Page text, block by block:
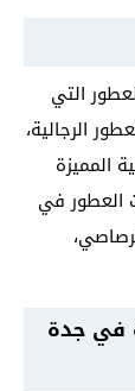
التي
الرجالية،
المميزة
العطور في
في جدة